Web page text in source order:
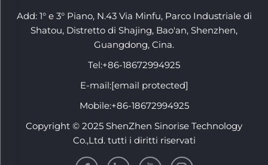
Add: 1° e 3° Piano, N.43 Via Minfu, Parco Industriale di
Shatou, Distretto di Shajing, Bao'an, Shenzhen,
Guangdong, Cina.
Tel:+86-18672994925
E-mail:[email protected]
Mobile:+86-18672994925
Copyright © 2025 ShenZhen Sinorise Technology
Co.,Ltd. tutti i diritti riservati